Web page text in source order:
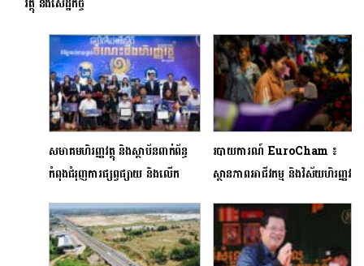
សមាគមហិរញ្ញវត្ថុ និងស្ថាប័នពាក់ព័ន្ធ
កំពុងជំរុញការផ្សព្វផ្សាយ និងលើក
កម្ពុជា
របាយការណ៍ EuroCham ៖
ស្ថានភាពអាជីវកម្ម និងវិស័យហិរញ្ញវត្ថុ
សុទិដ្ឋិនិយម